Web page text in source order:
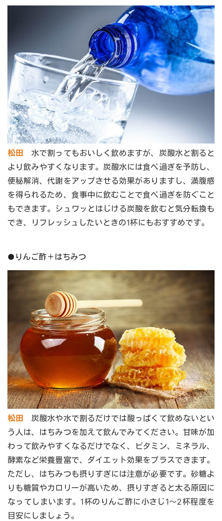
松田 水で割ってもおいしく飲めますが、炭酸水と割ると
より飲みやすくなります。炭酸水には食べ過ぎを予防し、
便秘解消、代謝をアップさせる効果がありますし、満腹感
を得られるため、食事中に飲むことで食べ過ぎを防ぐこと
もできます。シュワッとはじける炭酸を飲むと気分転換も
でき、リフレッシュしたいときの1杯にもおすすめです。
●りんご酢＋はちみつ
松田 炭酸水や水で割るだけでは酸っぱくて飲めないとい
う人は、はちみつを加えて飲んでみてください。甘味が加
わって飲みやすくなるだけでなく、ビタミン、ミネラル、
酵素など栄養豊富で、ダイエット効果をプラスできます。
ただし、はちみつも摂りすぎには注意が必要です。砂糖よ
りも糖質やカロリーが高いため、摂りすぎると太る原因に
なってしまいます。1杯のりんご酢に小さじ1～2杯程度を
目安にしましょう。